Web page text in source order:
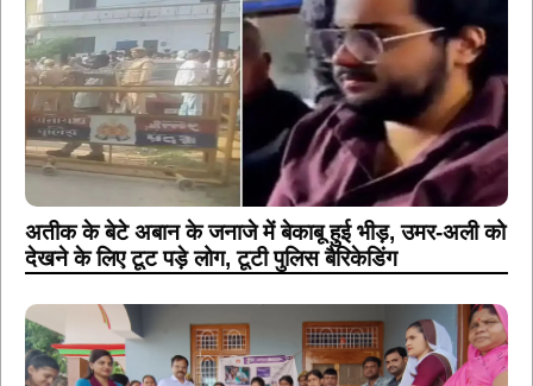
अतीक के बेटे अबान के जनाजे में बेकाबू हुई भीड़, उमर-अली को
देखने के लिए टूट पड़े लोग, टूटी पुलिस बैरिकेडिंग